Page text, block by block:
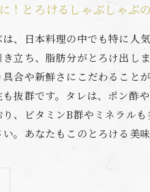
！とろけるしゃぶしゃぶ
は、日本料理の中でも特に人
立ち、脂肪分がとろけ出し
具合や新鮮さにこだわること
も抜群です。タレは、ポン酢
、ビタミンB群やミネラル
。あなたもこのとろける美